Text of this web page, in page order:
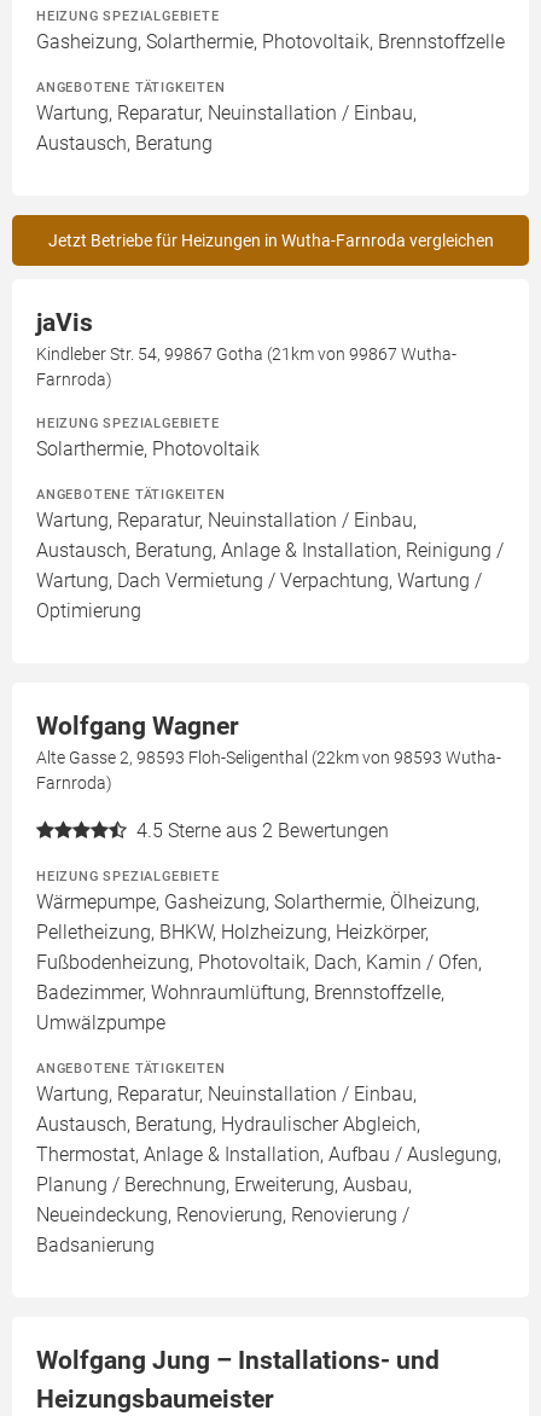
HEIZUNG SPEZIALGEBIETE
Gasheizung, Solarthermie, Photovoltaik, Brennstoffzelle
ANGEBOTENE TÄTIGKEITEN
Wartung, Reparatur, Neuinstallation / Einbau,
Austausch, Beratung
Jetzt Betriebe für Heizungen in Wutha-Farnroda vergleichen
jaVis
Kindleber Str. 54, 99867 Gotha (21km von 99867 Wutha-
Farnroda)
HEIZUNG SPEZIALGEBIETE
Solarthermie, Photovoltaik
ANGEBOTENE TÄTIGKEITEN
Wartung, Reparatur, Neuinstallation / Einbau,
Austausch, Beratung, Anlage & Installation, Reinigung /
Wartung, Dach Vermietung / Verpachtung, Wartung /
Optimierung
Wolfgang Wagner
Alte Gasse 2, 98593 Floh-Seligenthal (22km von 98593 Wutha-
Farnroda)
4.5 Sterne aus 2 Bewertungen
HEIZUNG SPEZIALGEBIETE
Wärmepumpe, Gasheizung, Solarthermie, Ölheizung,
Pelletheizung, BHKW, Holzheizung, Heizkörper,
Fußbodenheizung, Photovoltaik, Dach, Kamin / Ofen,
Badezimmer, Wohnraumlüftung, Brennstoffzelle,
Umwälzpumpe
ANGEBOTENE TÄTIGKEITEN
Wartung, Reparatur, Neuinstallation / Einbau,
Austausch, Beratung, Hydraulischer Abgleich,
Thermostat, Anlage & Installation, Aufbau / Auslegung,
Planung / Berechnung, Erweiterung, Ausbau,
Neueindeckung, Renovierung, Renovierung /
Badsanierung
Wolfgang Jung – Installations- und
Heizungsbaumeister